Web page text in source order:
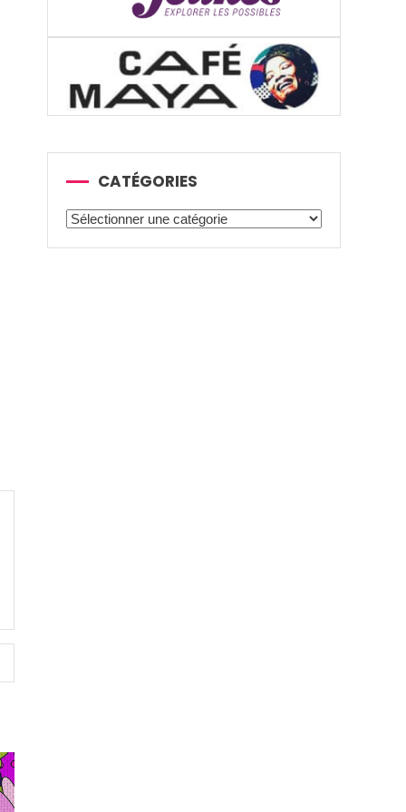
CATÉGORIES
Catégories